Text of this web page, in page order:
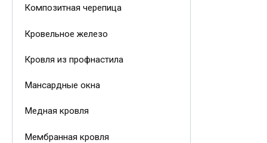
Композитная черепица
Кровельное железо
Кровля из профнастила
Мансардные окна
Медная кровля
Мембранная кровля